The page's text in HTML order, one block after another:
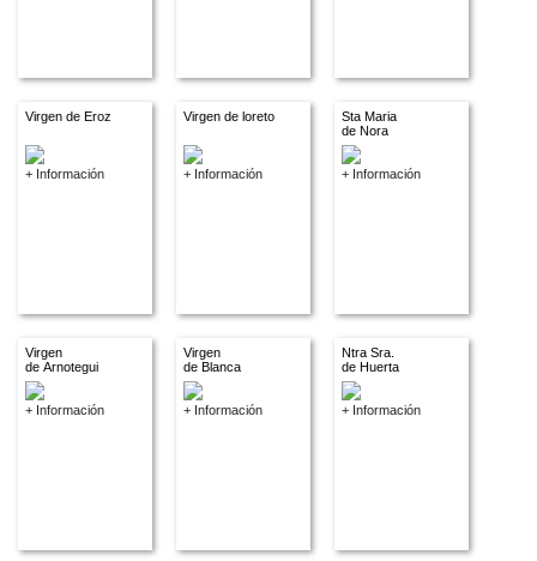
Virgen de Eroz
+ Información
Virgen de loreto
+ Información
Sta Maria
de Nora
+ Información
Virgen
de Arnotegui
+ Información
Virgen
de Blanca
+ Información
Ntra Sra.
de Huerta
+ Información